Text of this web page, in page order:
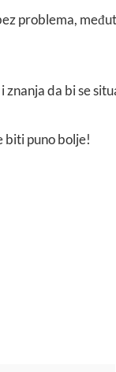
problema,
da bi se
biti puno bolje!